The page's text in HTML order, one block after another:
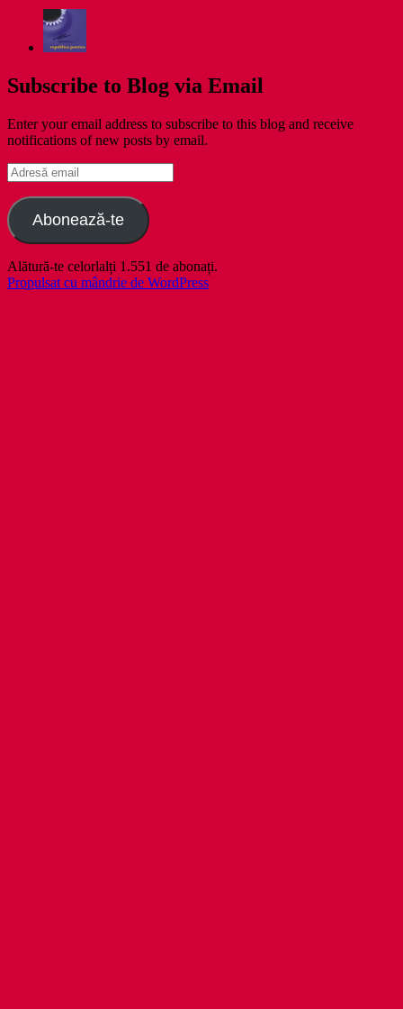
Subscribe to Blog via Email
Enter your email address to subscribe to this blog and receive
notifications of new posts by email.
Adresă
email
Abonează-te
Alătură-te celorlalți 1.551 de abonați.
Propulsat cu mândrie de WordPress